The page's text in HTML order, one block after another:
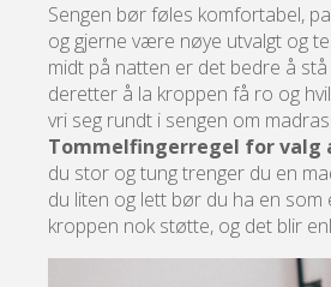
Sengen bør føles komfortabel,
og gjerne være nøye utvalgt og
midt på natten er det bedre å
deretter å la kroppen få ro og
vri seg rundt i sengen om
Tommelfingerregel for valg
du stor og tung trenger du en
du liten og lett bør du ha en som
kroppen nok støtte, og det blir